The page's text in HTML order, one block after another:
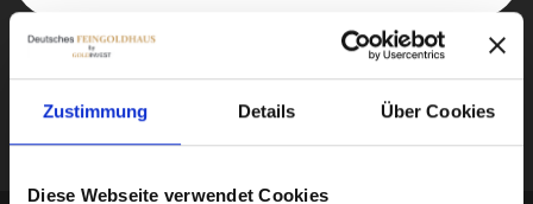
Zustimmung Details Über Cookies
Diese Webseite verwendet Cookies